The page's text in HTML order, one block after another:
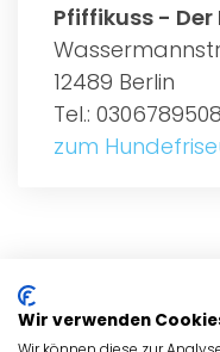
Pfiffikuss -
12489 Berlin
Tel.:
zum
ALLGEMEIN
HUNDEFRISEURE
Wir verwenden